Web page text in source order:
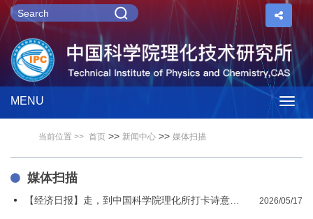
MENU
当前位置 >> 首页 >> 新闻中心 >> 媒体扫描
媒体扫描
2026/05/17